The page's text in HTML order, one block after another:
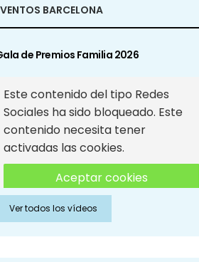
BARCELONA
de Premios Familia 2026
Este contenido del tipo Redes
Sociales ha sido bloqueado. Este
contenido necesita tener
activadas las cookies.
Aceptar cookies
Aceptar cookies de Redes
Sociales
Ver todos los vídeos